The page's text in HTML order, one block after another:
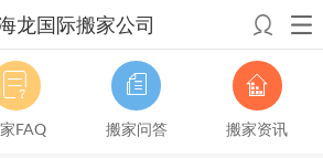
龙国际搬家公司
广州市国际快递邮寄到新西兰哪个公司好？
关要怎么做？注意事项有哪些？
青岛市国际
有哪些搬家方案？大连市国际搬家服务到中
有人分享搬家经历吗？
从长沙市国际快递邮
FAQ 搬家问答 搬家资讯